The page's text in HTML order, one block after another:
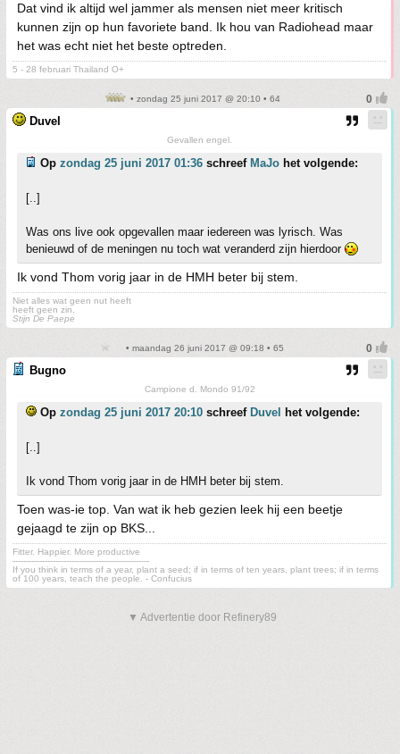
Dat vind ik altijd wel jammer als mensen niet meer kritisch
kunnen zijn op hun favoriete band. Ik hou van Radiohead maar
het was echt niet het beste optreden.
5 - 28 februari Thailand O+
• zondag 25 juni 2017 @ 20:10 • 64
Duvel
Gevallen engel.
Op zondag 25 juni 2017 01:36 schreef MaJo het volgende:
[..]
Was ons live ook opgevallen maar iedereen was lyrisch. Was
benieuwd of de meningen nu toch wat veranderd zijn hierdoor
Ik vond Thom vorig jaar in de HMH beter bij stem.
Niet alles wat geen nut heeft
heeft geen zin.
Stijn De Paepe
• maandag 26 juni 2017 @ 09:18 • 65
Bugno
Campione d. Mondo 91/92
Op zondag 25 juni 2017 20:10 schreef Duvel het volgende:
[..]
Ik vond Thom vorig jaar in de HMH beter bij stem.
Toen was-ie top. Van wat ik heb gezien leek hij een beetje
gejaagd te zijn op BKS...
Fitter. Happier. More productive
---------------------------------------------------
If you think in terms of a year, plant a seed; if in terms of ten years, plant trees; if in terms
of 100 years, teach the people. - Confucius
▼ Advertentie door Refinery89